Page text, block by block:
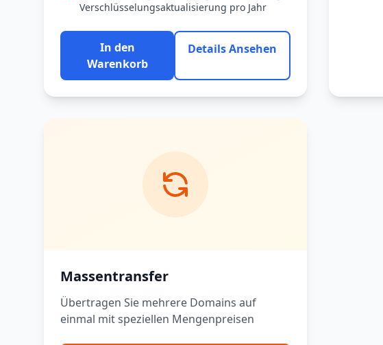
Verschlüsselungsaktualisierung pro Jahr
In den
Warenkorb
Details Ansehen
Massentransfer
Übertragen Sie mehrere Domains auf
einmal mit speziellen Mengenpreisen